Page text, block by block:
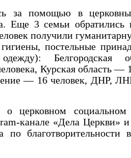
за помощью в
Еще 3 семьи
получили
постельные
Белгородская
Курская область —
— 16 человек, ДНР,
церковном социальном
канале «Дела Церкви»
по